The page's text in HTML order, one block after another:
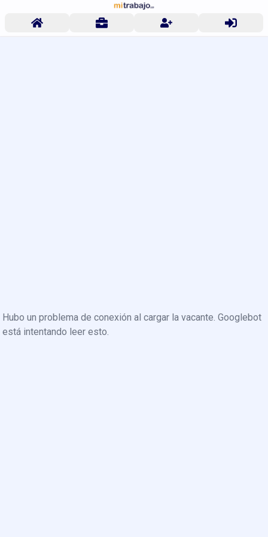
Hubo un problema de conexión al cargar la vacante. Googlebot
está intentando leer esto.